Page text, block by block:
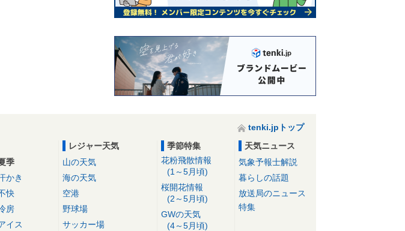
tenki.jpトップ
季
かき
快
房
イス
レジャー天気
山の天気
海の天気
空港
野球場
サッカー場
季節特集
花粉飛散情報
(1～5月頃)
桜開花情報
(2～5月頃)
GWの天気
(4～5月頃)
天気ニュース
気象予報士解説
暮らしの話題
放送局のニュース
特集